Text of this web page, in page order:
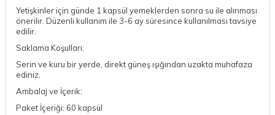
Yetişkinler için günde 1 kapsül yemeklerden sonra su ile alınması
önerilir. Düzenli kullanım ile 3-6 ay süresince kullanılması tavsiye
edilir.
Saklama Koşulları:
Serin ve kuru bir yerde, direkt güneş ışığından uzakta muhafaza
ediniz.
Ambalaj ve İçerik:
Paket İçeriği: 60 kapsül